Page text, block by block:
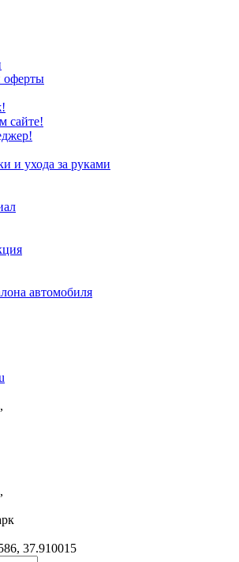
оферты
сайте!
и ухода за руками
автомобиля
37.910015